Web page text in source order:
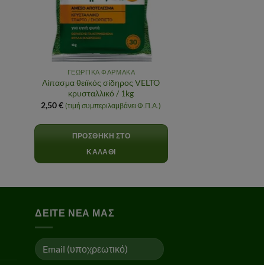
ΓΕΩΡΓΙΚΑ ΦΑΡΜΑΚΑ
Λίπασμα θειϊκός σίδηρος VELTO
κρυσταλλικό / 1kg
2,50€ (τιμή συμπεριλαμβάνει Φ.Π.Α.)
ΠΡΟΣΘΉΚΗ ΣΤΟ
ΚΑΛΆΘΙ
ΔΕΊΤΕ ΝΈΑ ΜΑΣ